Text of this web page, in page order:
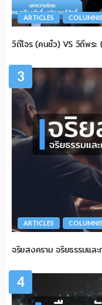
ARTICLES
วิถีโจร (คนชั่ว) VS วิถีพระ
3
ARTICLES
จริยสงคราม จริยธรรมแล
4